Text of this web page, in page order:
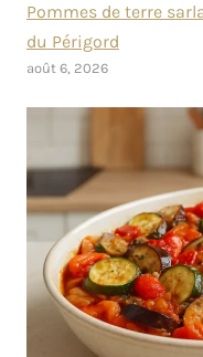
Pommes de terre
du Périgord
août 6, 2026